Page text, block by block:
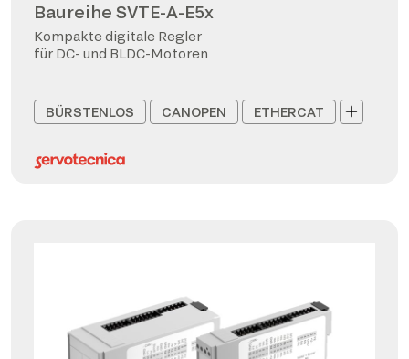
Baureihe SVTE-A-E5x
Kompakte digitale Regler
für DC- und BLDC-Motoren
BÜRSTENLOS CANOPEN ETHERCAT